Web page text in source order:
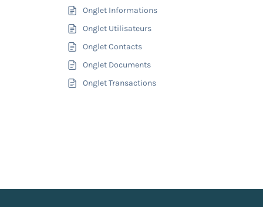
Onglet Informations
Onglet Utilisateurs
Onglet Contacts
Onglet Documents
Onglet Transactions